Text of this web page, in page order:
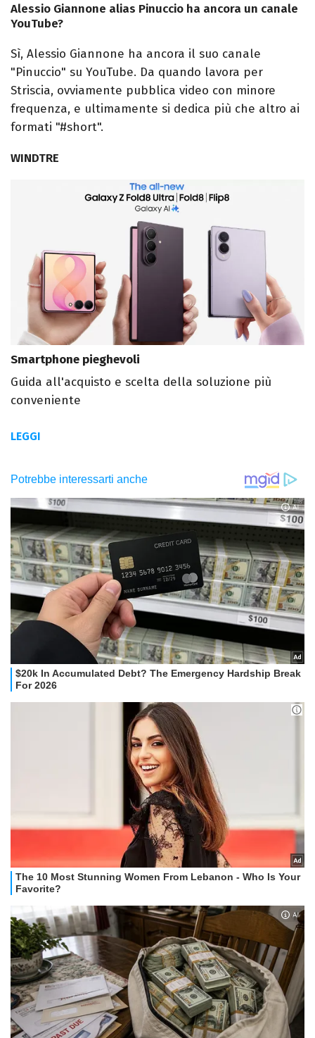
Alessio Giannone alias Pinuccio ha ancora un canale
YouTube?
Sì, Alessio Giannone ha ancora il suo canale
"Pinuccio" su YouTube. Da quando lavora per
Striscia, ovviamente pubblica video con minore
frequenza, e ultimamente si dedica più che altro ai
formati "#short".
WINDTRE
Smartphone pieghevoli
Guida all'acquisto e scelta della soluzione più
conveniente
LEGGI